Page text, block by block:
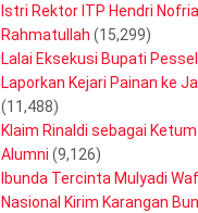
Istri Rektor ITP Hendri
Rahmatullah (15,299)
Lalai Eksekusi Bupati
Laporkan Kejari Painan ke
(11,488)
Klaim Rinaldi sebagai
Alumni (9,126)
Ibunda Tercinta Mulyadi
Nasional Kirim Karangan